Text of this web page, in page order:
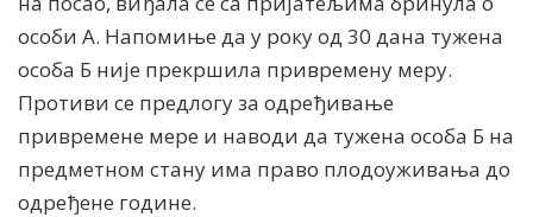
особи А. Напомиње да у року од 30 дана тужена
особа Б није прекршила привремену меру.
Противи се предлогу за одређивање
привремене мере и наводи да тужена особа Б на
предметном стану има право плодоуживања до
одређене године.